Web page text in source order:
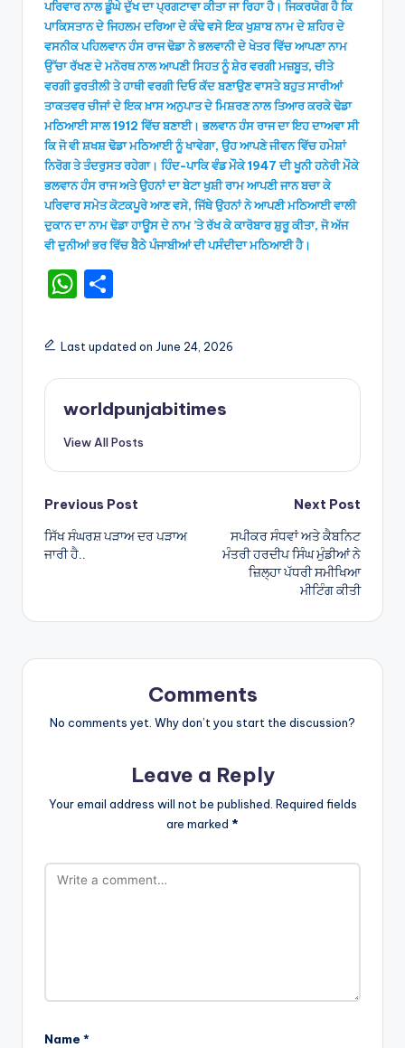
ਪਰਿਵਾਰ ਨਾਲ ਡੂੰਘੇ ਦੁੱਖ ਦਾ ਪ੍ਰਗਟਾਵਾ ਕੀਤਾ ਜਾ ਰਿਹਾ ਹੈ। ਜਿਕਰਯੋਗ ਹੈ ਕਿ
ਪਾਕਿਸਤਾਨ ਦੇ ਜਿਹਲਮ ਦਰਿਆ ਦੇ ਕੰਢੇ ਵਸੇ ਇਕ ਖੁਸ਼ਾਬ ਨਾਮ ਦੇ ਸ਼ਹਿਰ ਦੇ
ਵਸਨੀਕ ਪਹਿਲਵਾਨ ਹੰਸ ਰਾਜ ਢੋਡਾ ਨੇ ਭਲਵਾਨੀ ਦੇ ਖੇਤਰ ਵਿੱਚ ਆਪਣਾ ਨਾਮ
ਉੱਚਾ ਰੱਖਣ ਦੇ ਮਨੋਰਥ ਨਾਲ ਆਪਣੀ ਸਿਹਤ ਨੂੰ ਸ਼ੇਰ ਵਰਗੀ ਮਜ਼ਬੂਤ, ਚੀਤੇ
ਵਰਗੀ ਫੁਰਤੀਲੀ ਤੇ ਹਾਥੀ ਵਰਗੀ ਦਿਓ ਕੱਦ ਬਣਾਉਣ ਵਾਸਤੇ ਬਹੁਤ ਸਾਰੀਆਂ
ਤਾਕਤਵਰ ਚੀਜਾਂ ਦੇ ਇਕ ਖ਼ਾਸ ਅਨੁਪਾਤ ਦੇ ਮਿਸ਼ਰਣ ਨਾਲ ਤਿਆਰ ਕਰਕੇ ਢੋਡਾ
ਮਠਿਆਈ ਸਾਲ 1912 ਵਿੱਚ ਬਣਾਈ। ਭਲਵਾਨ ਹੰਸ ਰਾਜ ਦਾ ਇਹ ਦਾਅਵਾ ਸੀ
ਕਿ ਜੋ ਵੀ ਸ਼ਖਸ਼ ਢੋਡਾ ਮਠਿਆਈ ਨੂੰ ਖਾਵੇਗਾ, ਉਹ ਆਪਣੇ ਜੀਵਨ ਵਿੱਚ ਹਮੇਸ਼ਾਂ
ਨਿਰੋਗ ਤੇ ਤੰਦਰੁਸਤ ਰਹੇਗਾ। ਹਿੰਦ-ਪਾਕਿ ਵੰਡ ਮੌਕੇ 1947 ਦੀ ਖੂਨੀ ਹਨੇਰੀ ਮੌਕੇ
ਭਲਵਾਨ ਹੰਸ ਰਾਜ ਅਤੇ ਉਹਨਾਂ ਦਾ ਬੇਟਾ ਖੁਸ਼ੀ ਰਾਮ ਆਪਣੀ ਜਾਨ ਬਚਾ ਕੇ
ਪਰਿਵਾਰ ਸਮੇਤ ਕੋਟਕਪੂਰੇ ਆਣ ਵਸੇ, ਜਿੱਥੇ ਉਹਨਾਂ ਨੇ ਆਪਣੀ ਮਠਿਆਈ ਵਾਲੀ
ਦੁਕਾਨ ਦਾ ਨਾਮ ਢੋਡਾ ਹਾਊਸ ਦੇ ਨਾਮ ’ਤੇ ਰੱਖ ਕੇ ਕਾਰੋਬਾਰ ਸ਼ੁਰੂ ਕੀਤਾ, ਜੋ ਅੱਜ
ਵੀ ਦੁਨੀਆਂ ਭਰ ਵਿੱਚ ਬੈਠੇ ਪੰਜਾਬੀਆਂ ਦੀ ਪਸੰਦੀਦਾ ਮਠਿਆਈ ਹੈ।
W
a
ts
A
p
ar
e
Last updated on June 24, 2026
worldpunjabitimes
View All Posts
Post
navigation
Previous Post
ਸਿੱਖ ਸੰਘਰਸ਼ ਪੜਾਅ ਦਰ ਪੜਾਅ
ਜਾਰੀ ਹੈ..
Next Post
ਸਪੀਕਰ ਸੰਧਵਾਂ ਅਤੇ ਕੈਬਨਿਟ
ਮੰਤਰੀ ਹਰਦੀਪ ਸਿੰਘ ਮੁੰਡੀਆਂ ਨੇ
ਜ਼ਿਲ੍ਹਾ ਪੱਧਰੀ ਸਮੀਖਿਆ
ਮੀਟਿੰਗ ਕੀਤੀ
Comments
No comments yet. Why don’t you start the discussion?
Leave a Reply
Your email address will not be published. Required fields
are marked *
Name *